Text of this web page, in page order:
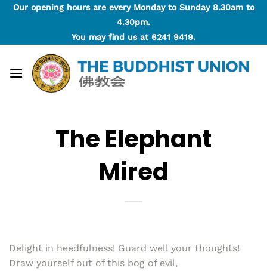
SkipOur opening hours are every Monday to Sunday 8.30am to
4.30pm.
You may find us at 6241 9419.
The Elephant
Mired
Delight in heedfulness! Guard well your thoughts!
Draw yourself out of this bog of evil,